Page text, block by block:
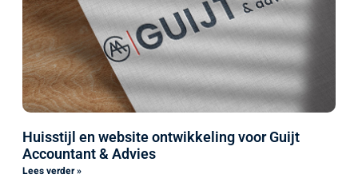
Huisstijl en website ontwikkeling voor Guijt
Accountant & Advies
Lees verder »